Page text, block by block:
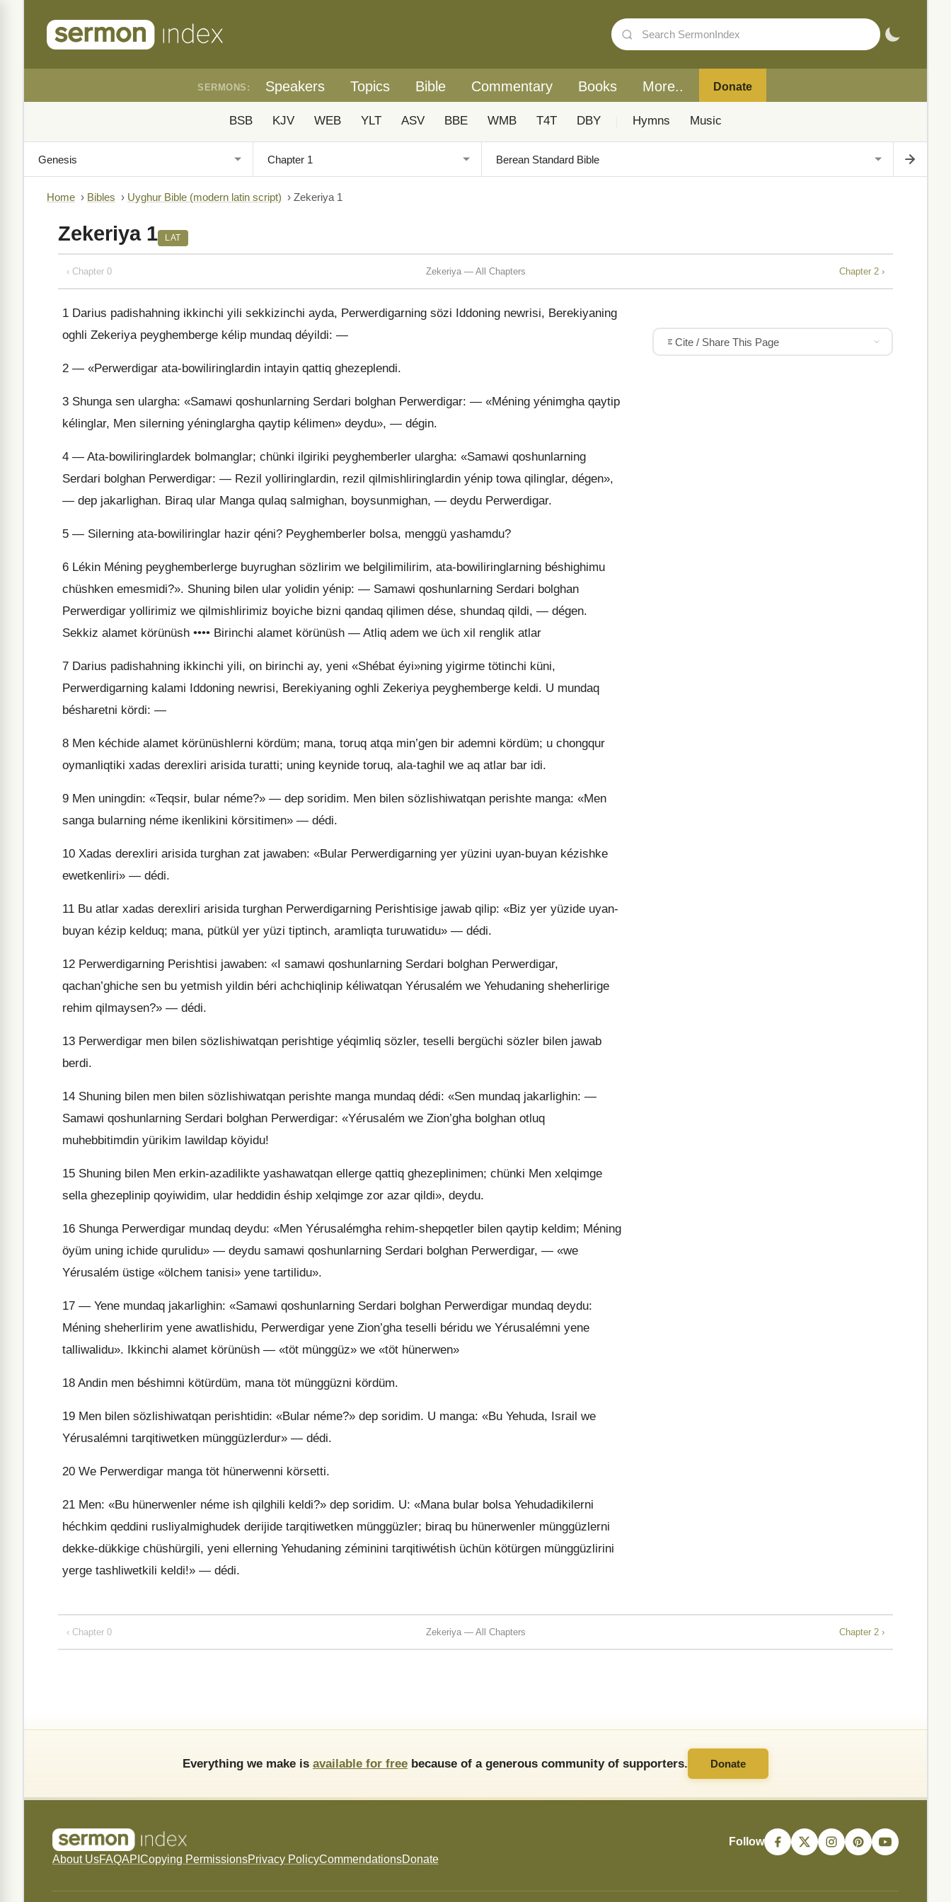
SERMONS: Speakers Topics Bible Commentary Books More.. Donate
BSB KJV WEB YLT ASV BBE WMB T4T DBY Hymns Music
Home › Bibles › Uyghur Bible (modern latin script) › Zekeriya 1
Zekeriya 1 LAT
‹ Chapter 0 Zekeriya — All Chapters Chapter 2 ›
1 Darius padishahning ikkinchi yili sekkizinchi ayda, Perwerdigarning sözi Iddoning newrisi, Berekiyaning
oghli Zekeriya peyghemberge kélip mundaq déyildi: —
2 — «Perwerdigar ata-bowiliringlardin intayin qattiq ghezeplendi.
3 Shunga sen ulargha: «Samawi qoshunlarning Serdari bolghan Perwerdigar: — «Méning yénimgha qaytip
kélinglar, Men silerning yéninglargha qaytip kélimen» deydu», — dégin.
4 — Ata-bowiliringlardek bolmanglar; chünki ilgiriki peyghemberler ulargha: «Samawi qoshunlarning
Serdari bolghan Perwerdigar: — Rezil yolliringlardin, rezil qilmishliringlardin yénip towa qilinglar, dégen»,
— dep jakarlighan. Biraq ular Manga qulaq salmighan, boysunmighan, — deydu Perwerdigar.
5 — Silerning ata-bowiliringlar hazir qéni? Peyghemberler bolsa, menggü yashamdu?
6 Lékin Méning peyghemberlerge buyrughan sözlirim we belgilimilirim, ata-bowiliringlarning béshighimu
chüshken emesmidi?». Shuning bilen ular yolidin yénip: — Samawi qoshunlarning Serdari bolghan
Perwerdigar yollirimiz we qilmishlirimiz boyiche bizni qandaq qilimen dése, shundaq qildi, — dégen.
Sekkiz alamet körünüsh •••• Birinchi alamet körünüsh — Atliq adem we üch xil renglik atlar
7 Darius padishahning ikkinchi yili, on birinchi ay, yeni «Shébat éyi»ning yigirme tötinchi küni,
Perwerdigarning kalami Iddoning newrisi, Berekiyaning oghli Zekeriya peyghemberge keldi. U mundaq
bésharetni kördi: —
8 Men kéchide alamet körünüshlerni kördüm; mana, toruq atqa min’gen bir ademni kördüm; u chongqur
oymanliqtiki xadas derexliri arisida turatti; uning keynide toruq, ala-taghil we aq atlar bar idi.
9 Men uningdin: «Teqsir, bular néme?» — dep soridim. Men bilen sözlishiwatqan perishte manga: «Men
sanga bularning néme ikenlikini körsitimen» — dédi.
10 Xadas derexliri arisida turghan zat jawaben: «Bular Perwerdigarning yer yüzini uyan-buyan kézishke
ewetkenliri» — dédi.
11 Bu atlar xadas derexliri arisida turghan Perwerdigarning Perishtisige jawab qilip: «Biz yer yüzide uyan-
buyan kézip kelduq; mana, pütkül yer yüzi tiptinch, aramliqta turuwatidu» — dédi.
12 Perwerdigarning Perishtisi jawaben: «I samawi qoshunlarning Serdari bolghan Perwerdigar,
qachan’ghiche sen bu yetmish yildin béri achchiqlinip kéliwatqan Yérusalém we Yehudaning sheherlirige
rehim qilmaysen?» — dédi.
13 Perwerdigar men bilen sözlishiwatqan perishtige yéqimliq sözler, teselli bergüchi sözler bilen jawab
berdi.
14 Shuning bilen men bilen sözlishiwatqan perishte manga mundaq dédi: «Sen mundaq jakarlighin: —
Samawi qoshunlarning Serdari bolghan Perwerdigar: «Yérusalém we Zion’gha bolghan otluq
muhebbitimdin yürikim lawildap köyidu!
15 Shuning bilen Men erkin-azadilikte yashawatqan ellerge qattiq ghezeplinimen; chünki Men xelqimge
sella ghezeplinip qoyiwidim, ular heddidin éship xelqimge zor azar qildi», deydu.
16 Shunga Perwerdigar mundaq deydu: «Men Yérusalémgha rehim-shepqetler bilen qaytip keldim; Méning
öyüm uning ichide qurulidu» — deydu samawi qoshunlarning Serdari bolghan Perwerdigar, — «we
Yérusalém üstige «ölchem tanisi» yene tartilidu».
17 — Yene mundaq jakarlighin: «Samawi qoshunlarning Serdari bolghan Perwerdigar mundaq deydu:
Méning sheherlirim yene awatlishidu, Perwerdigar yene Zion’gha teselli béridu we Yérusalémni yene
talliwalidu». Ikkinchi alamet körünüsh — «töt münggüz» we «töt hünerwen»
18 Andin men béshimni kötürdüm, mana töt münggüzni kördüm.
19 Men bilen sözlishiwatqan perishtidin: «Bular néme?» dep soridim. U manga: «Bu Yehuda, Israil we
Yérusalémni tarqitiwetken münggüzlerdur» — dédi.
20 We Perwerdigar manga töt hünerwenni körsetti.
21 Men: «Bu hünerwenler néme ish qilghili keldi?» dep soridim. U: «Mana bular bolsa Yehudadikilerni
héchkim qeddini rusliyalmighudek derijide tarqitiwetken münggüzler; biraq bu hünerwenler münggüzlerni
dekke-dükkige chüshürgili, yeni ellerning Yehudaning zéminini tarqitiwétish üchün kötürgen münggüzlirini
yerge tashliwetkili keldi!» — dédi.
Cite / Share This Page
‹ Chapter 0 Zekeriya — All Chapters Chapter 2 ›
Everything we make is available for free because of a generous community of supporters. Donate
About UsFAQAPI Copying PermissionsPrivacy PolicyCommendationsDonate
Follow